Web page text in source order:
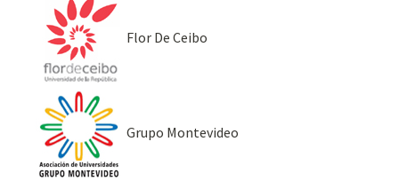
Flor De Ceibo
Grupo Montevideo